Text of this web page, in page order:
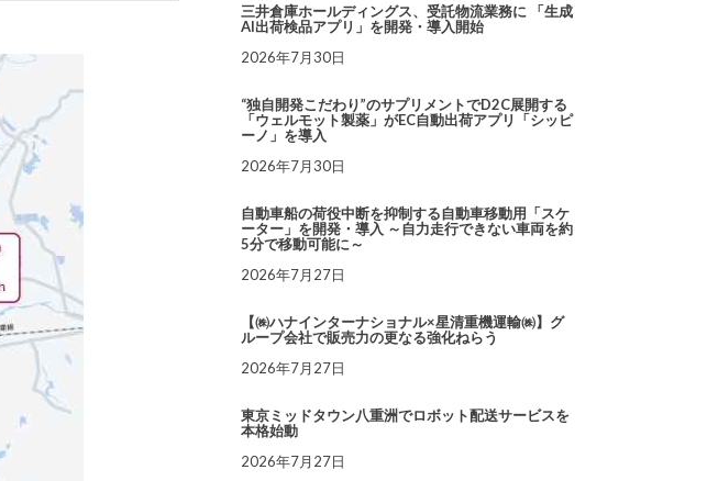
三井倉庫ホールディングス、受託物流業務に 「生成
AI出荷検品アプリ」を開発・導入開始
2026年7月30日
“独自開発こだわり”のサプリメントでD2C展開する
「ウェルモット製薬」がEC自動出荷アプリ「シッピ
ーノ」を導入
2026年7月30日
自動車船の荷役中断を抑制する自動車移動用「スケ
ーター」を開発・導入 ～自力走行できない車両を約
5分で移動可能に～
2026年7月27日
【㈱ハナインターナショナル×星清重機運輸㈱】グ
ループ会社で販売力の更なる強化ねらう
2026年7月27日
東京ミッドタウン八重洲でロボット配送サービスを
本格始動
2026年7月27日